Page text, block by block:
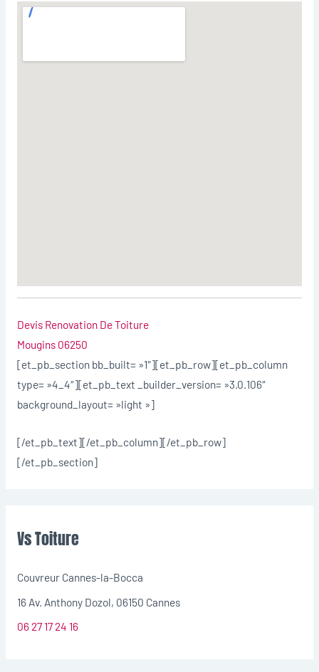
Devis Renovation De Toiture
Mougins 06250
[et_pb_section bb_built= »1″][et_pb_row][et_pb_column
type= »4_4″][et_pb_text _builder_version= »3.0.106″
background_layout= »light »]
[/et_pb_text][/et_pb_column][/et_pb_row]
[/et_pb_section]
Vs Toiture
Couvreur Cannes-la-Bocca
16 Av. Anthony Dozol, 06150 Cannes
06 27 17 24 16